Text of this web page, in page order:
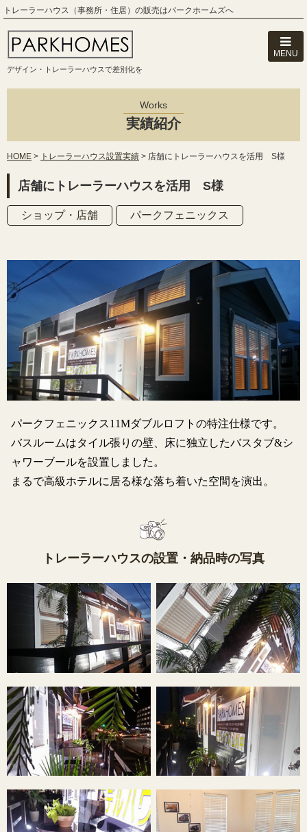
トレーラーハウス（事務所・住居）の販売はパークホームズへ
デザイン・トレーラーハウスで差別化を
MENU
Works
実績紹介
HOME > トレーラーハウス設置実績 > 店舗にトレーラーハウスを活用 S様
店舗にトレーラーハウスを活用 S様
ショップ・店舗 パークフェニックス
パークフェニックス11Mダブルロフトの特注仕様です。
バスルームはタイル張りの壁、床に独立したバスタブ&シ
ャワーブールを設置しました。
まるで高級ホテルに居る様な落ち着いた空間を演出。
トレーラーハウスの設置・納品時の写真